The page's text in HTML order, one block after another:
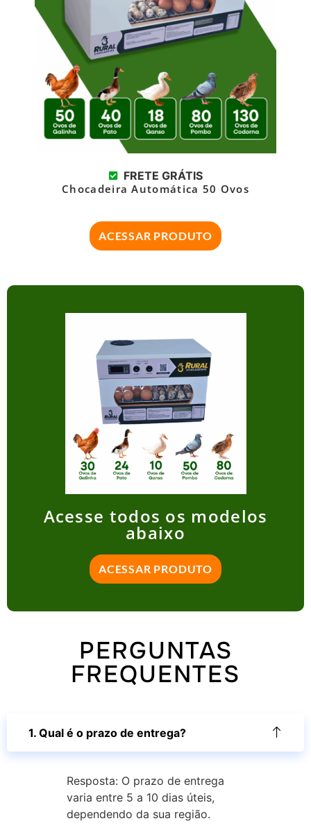
FRETE GRÁTIS
Chocadeira Automática 50 Ovos
ACESSAR PRODUTO
Acesse todos os modelos
abaixo
ACESSAR PRODUTO
PERGUNTAS
FREQUENTES
1. Qual é o prazo de entrega?
Resposta: O prazo de entrega
varia entre 5 a 10 dias úteis,
dependendo da sua região.